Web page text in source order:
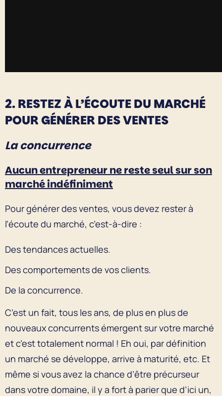
2. RESTEZ À L’ÉCOUTE DU MARCHÉ
POUR GÉNÉRER DES VENTES
La concurrence
Aucun entrepreneur ne reste seul sur son
marché indéfiniment
Pour générer des ventes, vous devez rester à
l’écoute du marché, c’est-à-dire :
Des tendances actuelles.
Des comportements de vos clients.
De la concurrence.
C’est un fait, tous les ans, de plus en plus de
nouveaux concurrents émergent sur votre marché
et c’est totalement normal ! Eh oui, par définition
un marché se développe, arrive à maturité, etc. Et
même si vous avez la chance d’être précurseur
dans votre domaine, il y a fort à parier que d’ici un,